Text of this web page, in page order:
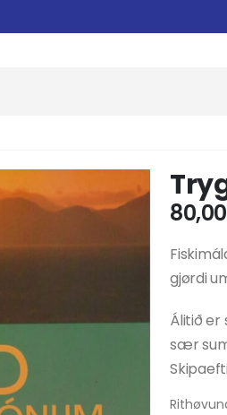
80,00
gjørdi
Álitið er
sær